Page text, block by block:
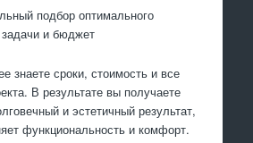
подбор оптимального
и бюджет
знаете сроки, стоимость и все
В результате вы получаете
и эстетичный результат,
функциональность и комфорт.